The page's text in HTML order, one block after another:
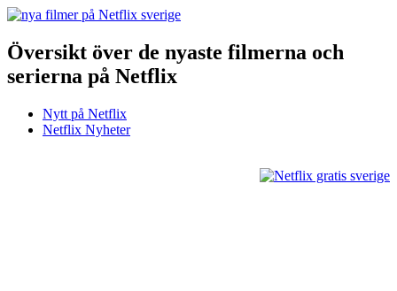
Översikt över de nyaste filmerna och
serierna på Netflix
Nytt på Netflix
Netflix Nyheter